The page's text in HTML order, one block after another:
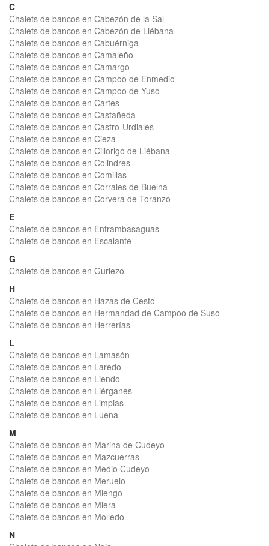
C
Chalets de bancos en Cabezón de la Sal
Chalets de bancos en Cabezón de Liébana
Chalets de bancos en Cabuérniga
Chalets de bancos en Camaleño
Chalets de bancos en Camargo
Chalets de bancos en Campoo de Enmedio
Chalets de bancos en Campoo de Yuso
Chalets de bancos en Cartes
Chalets de bancos en Castañeda
Chalets de bancos en Castro-Urdiales
Chalets de bancos en Cieza
Chalets de bancos en Cillorigo de Liébana
Chalets de bancos en Colindres
Chalets de bancos en Comillas
Chalets de bancos en Corrales de Buelna
Chalets de bancos en Corvera de Toranzo
E
Chalets de bancos en Entrambasaguas
Chalets de bancos en Escalante
G
Chalets de bancos en Guriezo
H
Chalets de bancos en Hazas de Cesto
Chalets de bancos en Hermandad de Campoo de Suso
Chalets de bancos en Herrerías
L
Chalets de bancos en Lamasón
Chalets de bancos en Laredo
Chalets de bancos en Liendo
Chalets de bancos en Liérganes
Chalets de bancos en Limpias
Chalets de bancos en Luena
M
Chalets de bancos en Marina de Cudeyo
Chalets de bancos en Mazcuerras
Chalets de bancos en Medio Cudeyo
Chalets de bancos en Meruelo
Chalets de bancos en Miengo
Chalets de bancos en Miera
Chalets de bancos en Molledo
N